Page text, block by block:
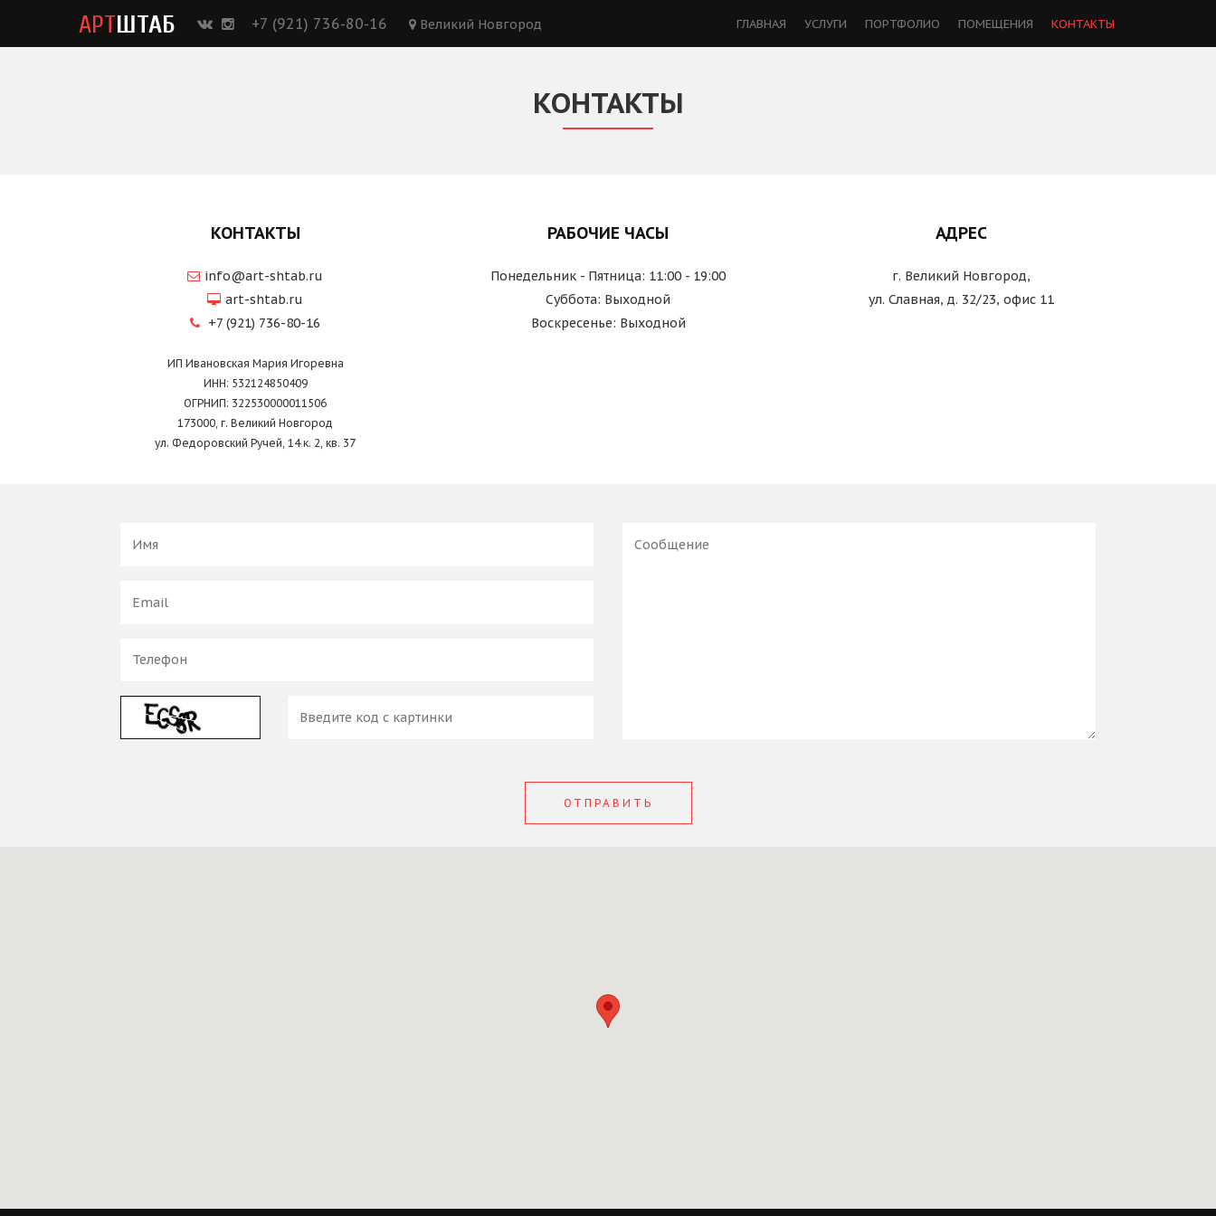
АРТШТАБ +7 (921) 736-80-16 Великий Новгород ГЛАВНАЯ УСЛУГИ ПОРТФОЛИО ПОМЕЩЕНИЯ КОНТАКТЫ
КОНТАКТЫ
КОНТАКТЫ
info@art-shtab.ru
art-shtab.ru
+7 (921) 736-80-16
ИП Ивановская Мария Игоревна
ИНН: 532124850409
ОГРНИП: 322530000011506
173000, г. Великий Новгород
ул. Федоровский Ручей, 14 к. 2, кв. 37
РАБОЧИЕ ЧАСЫ
Понедельник - Пятница: 11:00 - 19:00
Суббота: Выходной
Воскресенье: Выходной
АДРЕС
г. Великий Новгород,
ул. Славная, д. 32/23, офис 11
ОТПРАВИТЬ